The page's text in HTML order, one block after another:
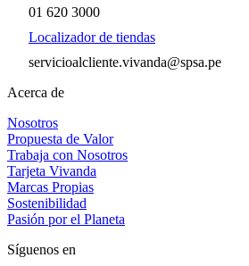
01 620 3000
Localizador de tiendas
servicioalcliente.vivanda@spsa.pe
Acerca de
Nosotros
Propuesta de Valor
Trabaja con Nosotros
Tarjeta Vivanda
Marcas Propias
Sostenibilidad
Pasión por el Planeta
Síguenos en